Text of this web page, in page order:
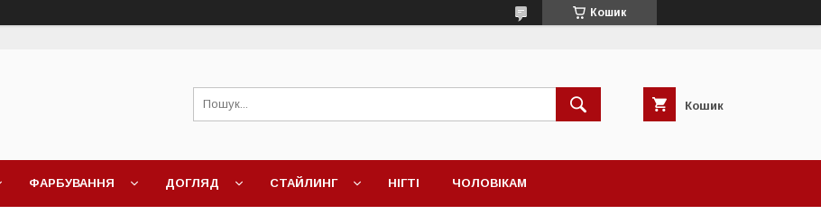
Кошик
Кошик
ФАРБУВАННЯ ДОГЛЯД СТАЙЛИНГ НІГТІ ЧОЛОВІКАМ